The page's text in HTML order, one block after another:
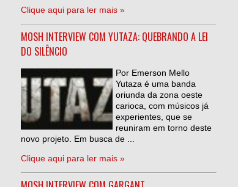
Clique aqui para ler mais »
MOSH INTERVIEW COM YUTAZA: QUEBRANDO A LEI
DO SILÊNCIO
Por Emerson Mello
Yutaza é uma banda
oriunda da zona oeste
carioca, com músicos já
experientes, que se
reuniram em torno deste
novo projeto. Em busca de ...
Clique aqui para ler mais »